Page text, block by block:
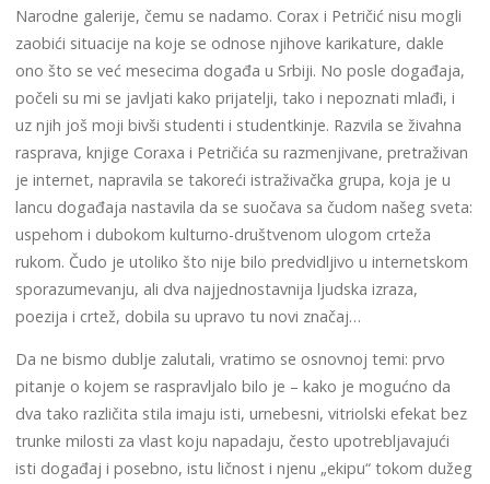
Narodne galerije, čemu se nadamo. Corax i Petričić nisu mogli
zaobići situacije na koje se odnose njihove karikature, dakle
ono što se već mesecima događa u Srbiji. No posle događaja,
počeli su mi se javljati kako prijatelji, tako i nepoznati mlađi, i
uz njih još moji bivši studenti i studentkinje. Razvila se živahna
rasprava, knjige Coraxa i Petričića su razmenjivane, pretraživan
je internet, napravila se takoreći istraživačka grupa, koja je u
lancu događaja nastavila da se suočava sa čudom našeg sveta:
uspehom i dubokom kulturno-društvenom ulogom crteža
rukom. Čudo je utoliko što nije bilo predvidljivo u internetskom
sporazumevanju, ali dva najjednostavnija ljudska izraza,
poezija i crtež, dobila su upravo tu novi značaj…
Da ne bismo dublje zalutali, vratimo se osnovnoj temi: prvo
pitanje o kojem se raspravljalo bilo je – kako je mogućno da
dva tako različita stila imaju isti, urnebesni, vitriolski efekat bez
trunke milosti za vlast koju napadaju, često upotrebljavajući
isti događaj i posebno, istu ličnost i njenu „ekipu“ tokom dužeg